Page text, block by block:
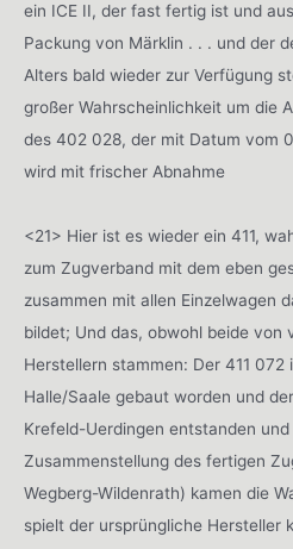
ein ICE II, der fast fertig ist und
Packung von Märklin . . . und der
Alters bald wieder zur Verfügung
großer Wahrscheinlichkeit um die
des 402 028, der mit Datum vom
wird mit frischer Abnahme
<21> Hier ist es wieder ein 411,
zum Zugverband mit dem eben
zusammen mit allen Einzelwagen
bildet; Und das, obwohl beide von
Herstellern stammen: Der 411 072
Halle/Saale gebaut worden und
Krefeld-Uerdingen entstanden
Zusammenstellung des fertigen
Wegberg-Wildenrath) kamen die
spielt der ursprüngliche Hersteller